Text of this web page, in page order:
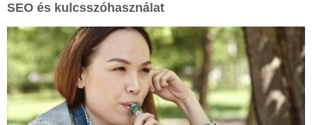
SEO és kulcsszóhasználat